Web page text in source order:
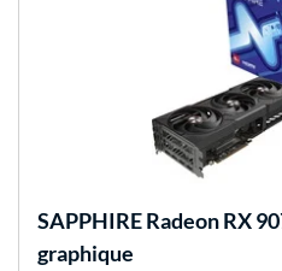
SAPPHIRERadeon RX
graphique